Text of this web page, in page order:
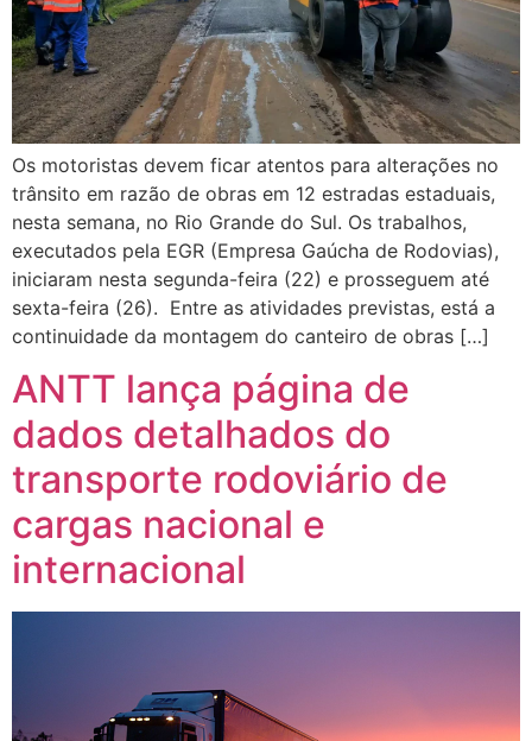
Os motoristas devem ficar atentos para alterações no
trânsito em razão de obras em 12 estradas estaduais,
nesta semana, no Rio Grande do Sul. Os trabalhos,
executados pela EGR (Empresa Gaúcha de Rodovias),
iniciaram nesta segunda-feira (22) e prosseguem até
sexta-feira (26). Entre as atividades previstas, está a
continuidade da montagem do canteiro de obras […]
ANTT lança página de
dados detalhados do
transporte rodoviário de
cargas nacional e
internacional